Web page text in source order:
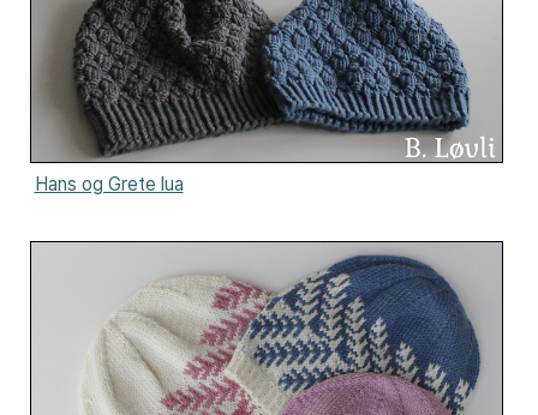
Hans og Grete lua